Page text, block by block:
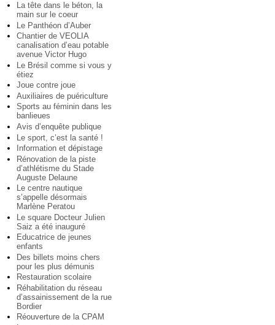
La tête dans le béton, la
main sur le coeur
Le Panthéon d’Auber
Chantier de VEOLIA
canalisation d’eau potable
avenue Victor Hugo
Le Brésil comme si vous y
étiez
Joue contre joue
Auxiliaires de puériculture
Sports au féminin dans les
banlieues
Avis d’enquête publique
Le sport, c’est la santé !
Information et dépistage
Rénovation de la piste
d’athlétisme du Stade
Auguste Delaune
Le centre nautique
s’appelle désormais
Marlène Peratou
Le square Docteur Julien
Saiz a été inauguré
Educatrice de jeunes
enfants
Des billets moins chers
pour les plus démunis
Restauration scolaire
Réhabilitation du réseau
d’assainissement de la rue
Bordier
Réouverture de la CPAM